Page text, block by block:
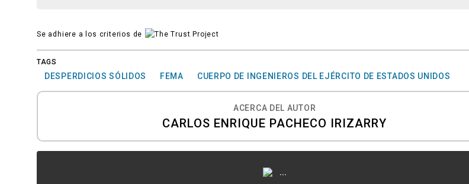
Se adhiere a los criterios de
TAGS
DESPERDICIOS SÓLIDOS FEMA CUERPO DE INGENIEROS DEL EJÉRCITO DE ESTADOS UNIDOS
ACERCA DEL AUTOR
CARLOS ENRIQUE PACHECO IRIZARRY
...